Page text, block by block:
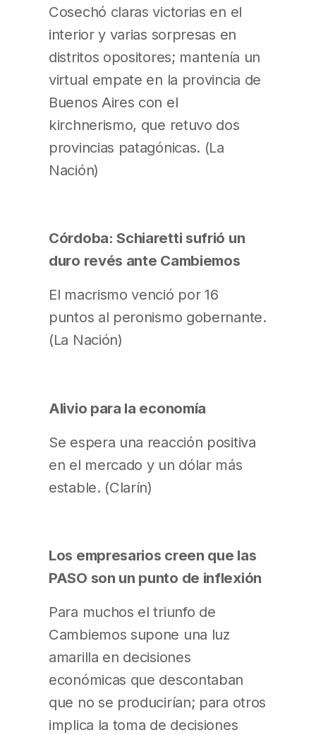
Cosechó claras victorias en el
interior y varias sorpresas en
distritos opositores; mantenía un
virtual empate en la provincia de
Buenos Aires con el
kirchnerismo, que retuvo dos
provincias patagónicas. (La
Nación)
Córdoba: Schiaretti sufrió un
duro revés ante Cambiemos
El macrismo venció por 16
puntos al peronismo gobernante.
(La Nación)
Alivio para la economía
Se espera una reacción positiva
en el mercado y un dólar más
estable. (Clarín)
Los empresarios creen que las
PASO son un punto de inflexión
Para muchos el triunfo de
Cambiemos supone una luz
amarilla en decisiones
económicas que descontaban
que no se producirían; para otros
implica la toma de decisiones